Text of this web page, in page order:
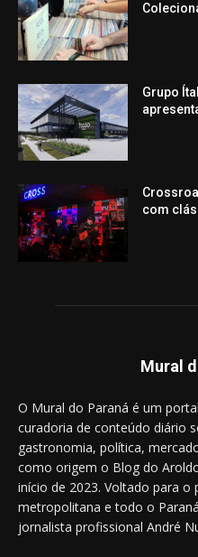
Grupo
com
Mural
O Mural do Paraná é um
curadoria de conteúdo diário
gastronomia, política,
como origem o Blog do
início de 2023. Voltado para o
metropolitana e todo o
jornalista profissional André